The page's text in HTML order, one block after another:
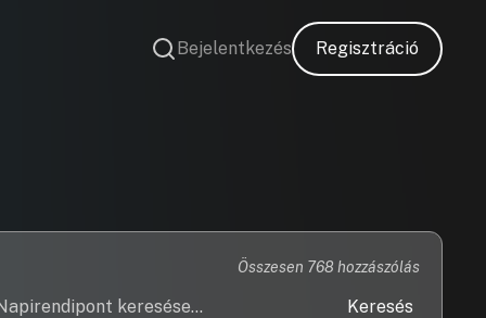
Bejelentkezés Regisztráció
Összesen 768 hozzászólás
Keresés